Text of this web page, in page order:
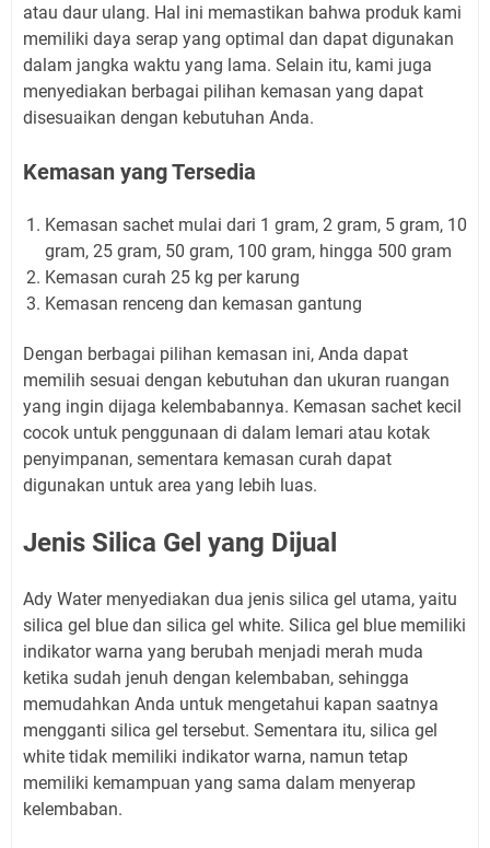
atau daur ulang. Hal ini memastikan bahwa produk kami
memiliki daya serap yang optimal dan dapat digunakan
dalam jangka waktu yang lama. Selain itu, kami juga
menyediakan berbagai pilihan kemasan yang dapat
disesuaikan dengan kebutuhan Anda.
Kemasan yang Tersedia
Kemasan sachet mulai dari 1 gram, 2 gram, 5 gram, 10
gram, 25 gram, 50 gram, 100 gram, hingga 500 gram
Kemasan curah 25 kg per karung
Kemasan renceng dan kemasan gantung
Dengan berbagai pilihan kemasan ini, Anda dapat
memilih sesuai dengan kebutuhan dan ukuran ruangan
yang ingin dijaga kelembabannya. Kemasan sachet kecil
cocok untuk penggunaan di dalam lemari atau kotak
penyimpanan, sementara kemasan curah dapat
digunakan untuk area yang lebih luas.
Jenis Silica Gel yang Dijual
Ady Water menyediakan dua jenis silica gel utama, yaitu
silica gel blue dan silica gel white. Silica gel blue memiliki
indikator warna yang berubah menjadi merah muda
ketika sudah jenuh dengan kelembaban, sehingga
memudahkan Anda untuk mengetahui kapan saatnya
mengganti silica gel tersebut. Sementara itu, silica gel
white tidak memiliki indikator warna, namun tetap
memiliki kemampuan yang sama dalam menyerap
kelembaban.